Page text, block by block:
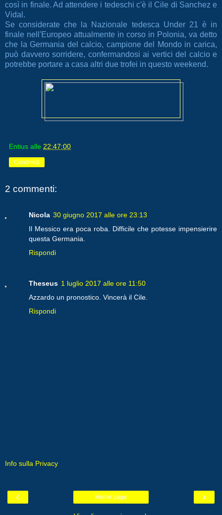
così in finale. Ad attendere i tedeschi c'è il Cile di Sanchez e
Vidal.
Se considerate che la Nazionale tedesca Under 21 è in
finale nell'Europeo attualmente in corso in Polonia, va detto
che la Germania del calcio, campione del Mondo in carica,
può davvero sorridere, confermandosi ai vertici del calcio e
potrebbe portare a casa altri due trofei in questo weekend.
Entius alle 22:47:00
Condividi
2 commenti:
Nicola 30 giugno 2017 alle ore 23:13
Il Messico era poca roba. Difficile che potesse impensierire
questa Germania.
Rispondi
Theseus 1 luglio 2017 alle ore 11:50
Azzardo un pronostico. Vincerà il Cile.
Rispondi
Info sulla Privacy
‹ ›
Home page